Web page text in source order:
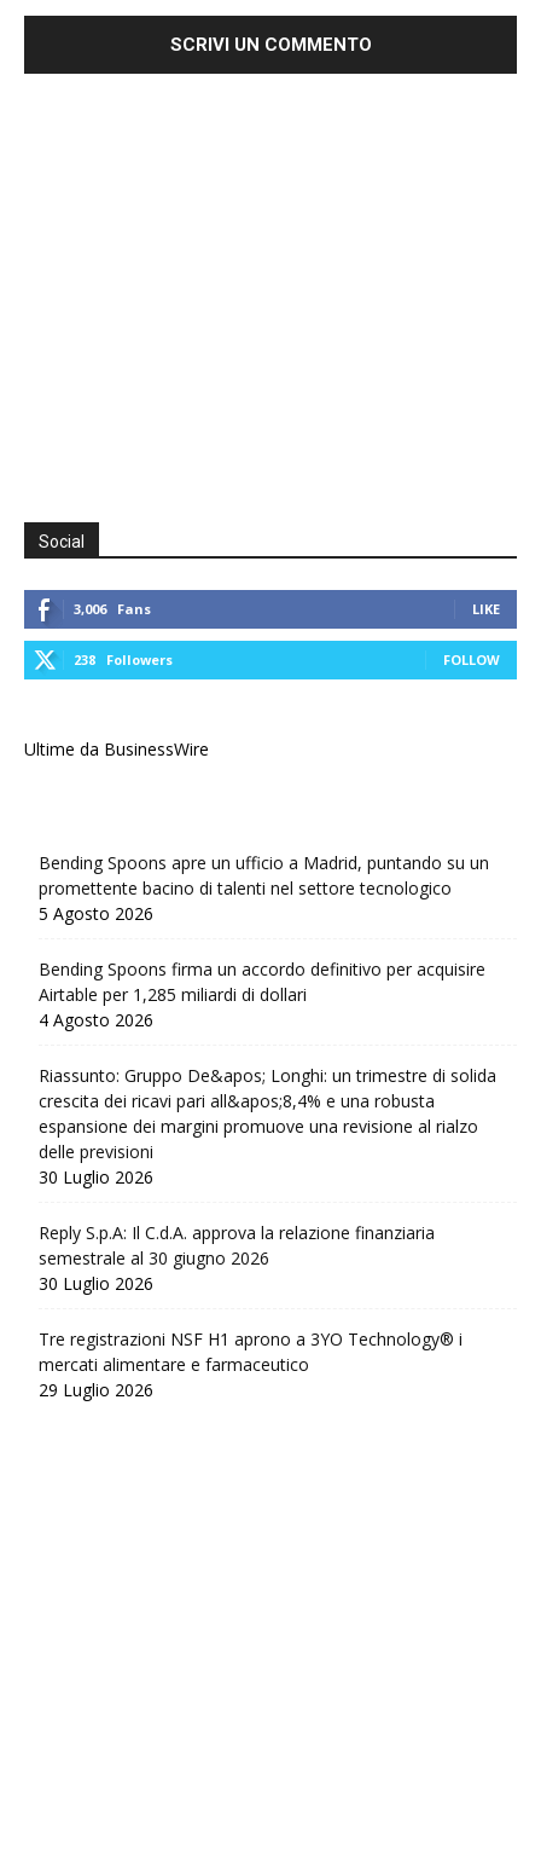
Social
3,006 Fans LIKE
238 Followers FOLLOW
Ultime da BusinessWire
Bending Spoons apre un ufficio a Madrid, puntando su un
promettente bacino di talenti nel settore tecnologico
5 Agosto 2026
Bending Spoons firma un accordo definitivo per acquisire
Airtable per 1,285 miliardi di dollari
4 Agosto 2026
Riassunto: Gruppo De&apos; Longhi: un trimestre di solida
crescita dei ricavi pari all&apos;8,4% e una robusta
espansione dei margini promuove una revisione al rialzo
delle previsioni
30 Luglio 2026
Reply S.p.A: Il C.d.A. approva la relazione finanziaria
semestrale al 30 giugno 2026
30 Luglio 2026
Tre registrazioni NSF H1 aprono a 3YO Technology® i
mercati alimentare e farmaceutico
29 Luglio 2026